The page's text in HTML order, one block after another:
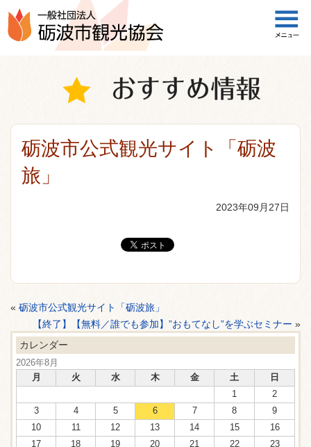
一般社団法人 砺波市観光協会
砺波市公式観光サイト「砺波
旅」
2023年09月27日
« 砺波市公式観光サイト「砺波旅」
【終了】【無料／誰でも参加】”おもてなし”を学ぶセミナー »
カレンダー
2026年8月
月
火 水 木 金 土
日
1
2
3
4 5 6 7 8
9
10
11 12 13 14 15
16
17
18 19 20 21 22
23